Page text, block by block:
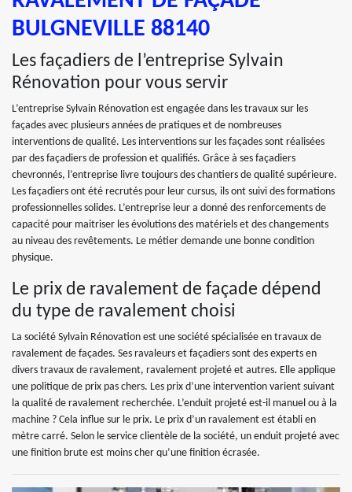
BULGNEVILLE 88140
Les façadiers de l’entreprise Sylvain
Rénovation pour vous servir
L’entreprise Sylvain Rénovation est engagée dans les travaux sur les
façades avec plusieurs années de pratiques et de nombreuses
interventions de qualité. Les interventions sur les façades sont réalisées
par des façadiers de profession et qualifiés. Grâce à ses façadiers
chevronnés, l’entreprise livre toujours des chantiers de qualité supérieure.
Les façadiers ont été recrutés pour leur cursus, ils ont suivi des formations
professionnelles solides. L’entreprise leur a donné des renforcements de
capacité pour maitriser les évolutions des matériels et des changements
au niveau des revêtements. Le métier demande une bonne condition
physique.
Le prix de ravalement de façade dépend
du type de ravalement choisi
La société Sylvain Rénovation est une société spécialisée en travaux de
ravalement de façades. Ses ravaleurs et façadiers sont des experts en
divers travaux de ravalement, ravalement projeté et autres. Elle applique
une politique de prix pas chers. Les prix d’une intervention varient suivant
la qualité de ravalement recherchée. L’enduit projeté est-il manuel ou à la
machine ? Cela influe sur le prix. Le prix d’un ravalement est établi en
mètre carré. Selon le service clientèle de la société, un enduit projeté avec
une finition brute est moins cher qu’une finition écrasée.